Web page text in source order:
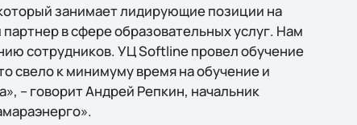
занимает лидирующие позиции на
в сфере образовательных услуг. Нам
сотрудников. УЦ Softline провел обучение
свело к минимуму время на обучение и
– говорит Андрей Репкин, начальник